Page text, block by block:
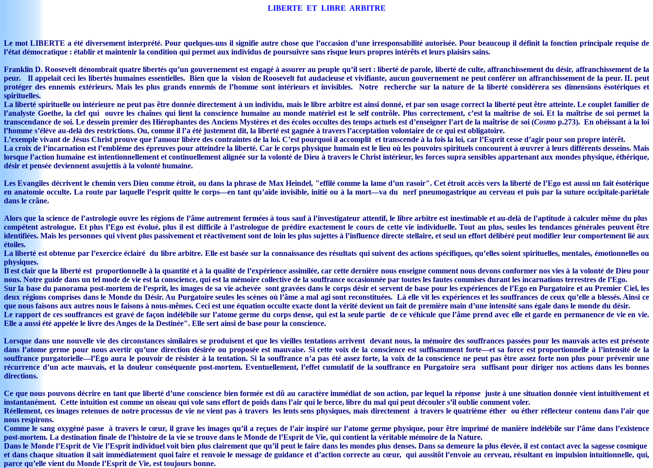
LIBERTE ET LIBRE ARBITRE
Le mot LIBERTE a été diversement interprété. Pour quelques-uns il signifie autre chose que l’occasion d’une irresponsabilité autorisée. Pour beaucoup il définit la fonction principale requise de
l’état démocratique : établir et maintenir la condition qui permet aux individus de poursuivre sans risque leurs propres intérêts et leurs plaisirs sains.
Franklin D. Roosevelt dénombrait quatre libertés qu’un gouvernement est engagé à assurer au peuple qu’il sert : liberté de parole, liberté de culte, affranchissement du désir, affranchissement de la
peur. Il appelait ceci les libertés humaines essentielles. Bien que la vision de Roosevelt fut audacieuse et vivifiante, aucun gouvernement ne peut conférer un affranchissement de la peur. IL peut
protéger des ennemis extérieurs. Mais les plus grands ennemis de l’homme sont intérieurs et invisibles. Notre recherche sur la nature de la liberté considérera ses dimensions ésotériques et
spirituelles.
La liberté spirituelle ou intérieure ne peut pas être donnée directement à un individu, mais le libre arbitre est ainsi donné, et par son usage correct la liberté peut être atteinte. Le couplet familier de
l’analyste Goethe, la clef qui ouvre les chaînes qui lient la conscience humaine au monde matériel est le self contrôle. Plus correctement, c’est la maîtrise de soi. Et la maîtrise de soi permet la
transcendance de soi. Le dessein premier des Hiérophantes des Anciens Mystères et des écoles occultes des temps actuels est d’enseigner l’art de la maîtrise de soi (Cosmo p.273). En obéissant à la loi
l’homme s’élève au-delà des restrictions. Ou, comme il l’a été justement dit, la liberté est gagnée à travers l’acceptation volontaire de ce qui est obligatoire.
L’exemple vivant de Jésus Christ prouve que l’amour libère des contraintes de la loi. C’est pourquoi il accomplit et transcende à la fois la loi, car l’Esprit cesse d’agir pour son propre intérêt.
La croix de l’incarnation est l’emblème des épreuves pour atteindre la liberté. Car le corps physique humain est le lieu où les pouvoirs spirituels concourent à œuvrer à leurs différents desseins. Mais
lorsque l’action humaine est intentionnellement et continuellement alignée sur la volonté de Dieu à travers le Christ intérieur, les forces supra sensibles appartenant aux mondes physique, éthérique,
désir et pensée deviennent assujettis à la volonté humaine.
Les Evangiles décrivent le chemin vers Dieu comme étroit, ou dans la phrase de Max Heindel, "effilé comme la lame d’un rasoir". Cet étroit accès vers la liberté de l’Ego est aussi un fait ésotérique
en anatomie occulte. La route par laquelle l’esprit quitte le corps—en tant qu’aide invisible, initié ou à la mort—va du nerf pneumogastrique au cerveau et puis par la suture occipitale-pariétale
dans le crâne.
Alors que la science de l’astrologie ouvre les régions de l’âme autrement fermées à tous sauf à l’investigateur attentif, le libre arbitre est inestimable et au-delà de l’aptitude à calculer même du plus
compétent astrologue. Et plus l’Ego est évolué, plus il est difficile à l’astrologue de prédire exactement le cours de cette vie individuelle. Tout au plus, seules les tendances générales peuvent être
identifiées. Mais les personnes qui vivent plus passivement et réactivement sont de loin les plus sujettes à l’influence directe stellaire, et seul un effort délibéré peut modifier leur comportement lié aux
étoiles.
La liberté est obtenue par l’exercice éclairé du libre arbitre. Elle est basée sur la connaissance des résultats qui suivent des actions spécifiques, qu’elles soient spirituelles, mentales, émotionnelles ou
physiques.
Il est clair que la liberté est proportionnelle à la quantité et à la qualité de l’expérience assimilée, car cette dernière nous enseigne comment nous devons conformer nos vies à la volonté de Dieu pour
nous. Notre guide dans un tel mode de vie est la conscience, qui est la mémoire collective de la souffrance occasionnée par toutes les fautes commises durant les incarnations terrestres de l’Ego.
Sur la base du panorama post-mortem de l’esprit, les images de sa vie achevée sont gravées dans le corps désir et servent de base pour les expériences de l’Ego en Purgatoire et au Premier Ciel, les
deux régions comprises dans le Monde du Désir. Au Purgatoire seules les scènes où l’âme a mal agi sont reconstituées. Là elle vit les expériences et les souffrances de ceux qu’elle a blessés. Ainsi ce
que nous faisons aux autres nous le faisons à nous-mêmes. Ceci est une équation occulte exacte dont la vérité devient un fait de première main d’une intensité sans égale dans le monde du désir.
Le rapport de ces souffrances est gravé de façon indélébile sur l’atome germe du corps dense, qui est la seule partie de ce véhicule que l’âme prend avec elle et garde en permanence de vie en vie.
Elle a aussi été appelée le livre des Anges de la Destinée". Elle sert ainsi de base pour la conscience.
Lorsque dans une nouvelle vie des circonstances similaires se produisent et que les vieilles tentations arrivent devant nous, la mémoire des souffrances passées pour les mauvais actes est présente
dans l’atome germe pour nous avertir qu’une direction désirée ou proposée est mauvaise. Si cette voix de la conscience est suffisamment forte—et sa force est proportionnelle à l’intensité de la
souffrance purgatorielle—l’Ego aura le pouvoir de résister à la tentation. Si la souffrance n’a pas été assez forte, la voix de la conscience ne peut pas être assez forte non plus pour prévenir une
récurrence d’un acte mauvais, et la douleur conséquente post-mortem. Eventuellement, l’effet cumulatif de la souffrance en Purgatoire sera suffisant pour diriger nos actions dans les bonnes
directions.
Ce que nous pouvons décrire en tant que liberté d’une conscience bien formée est dû au caractère immédiat de son action, par lequel la réponse juste à une situation donnée vient intuitivement et
instantanément. Cette intuition est comme un oiseau qui vole sans effort de poids dans l’air qui le berce, libre du mal qui peut découler s’il oublie comment voler.
Réellement, ces images retenues de notre processus de vie ne vient pas à travers les lents sens physiques, mais directement à travers le quatrième éther ou éther réflecteur contenu dans l’air que
nous respirons.
Comme le sang oxygéné passe à travers le cœur, il grave les images qu’il a reçues de l’air inspiré sur l’atome germe physique, pour être imprimé de manière indélébile sur l’âme dans l’existence
post-mortem. La destination finale de l’histoire de la vie se trouve dans le Monde de l’Esprit de Vie, qui contient la véritable mémoire de la Nature.
Dans le Monde l’Esprit de Vie l’Esprit individuel voit bien plus clairement que qu’il peut le faire dans les mondes plus denses. Dans sa demeure la plus élevée, il est contact avec la sagesse cosmique
et dans chaque situation il sait immédiatement quoi faire et renvoie le message de guidance et d’action correcte au cœur, qui aussitôt l’envoie au cerveau, résultant en impulsion intuitionnelle, qui,
parce qu’elle vient du Monde l’Esprit de Vie, est toujours bonne.